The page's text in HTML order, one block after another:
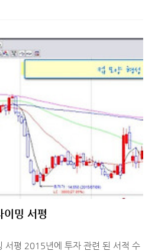
로 빌보드 HOT 100에 진입하는 기
스토리 블로그를 개설해 자체 홍보하
국내보다 해외에서 이름을 더 알리는
점 인기가 오르는 모습을 보니, 괜히
원하고 있는 아이돌 중 하나입니다.
길어졌는데, 최근 하..
이밍 서평
서평 2015년에 투자 관련 된 서적 수